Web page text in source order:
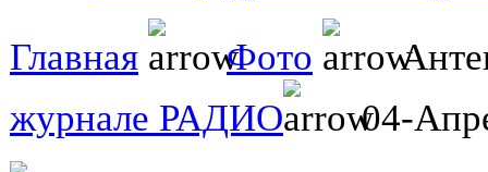
Главная Фото
журнале РАДИО
04-